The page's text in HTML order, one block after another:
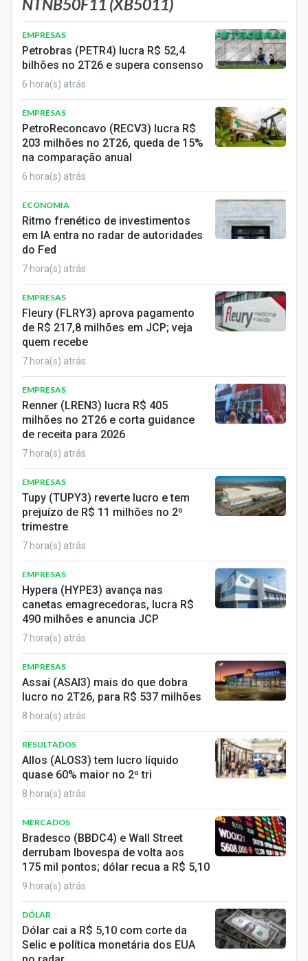
Mercados
Economia
Empresas
Brasil
Política
Colunas
Especiais
Internacional
Marketing
Tecnologia
Conteúdo de Marca
Contato
NTNB50F11 (XB5011)
EMPRESAS
Petrobras (PETR4) lucra R$ 52,4
bilhões no 2T26 e supera consenso
6 hora(s) atrás
EMPRESAS
PetroReconcavo (RECV3) lucra R$
203 milhões no 2T26, queda de 15%
na comparação anual
6 hora(s) atrás
ECONOMIA
Ritmo frenético de investimentos
em IA entra no radar de autoridades
do Fed
7 hora(s) atrás
EMPRESAS
Fleury (FLRY3) aprova pagamento
de R$ 217,8 milhões em JCP; veja
quem recebe
7 hora(s) atrás
EMPRESAS
Renner (LREN3) lucra R$ 405
milhões no 2T26 e corta guidance
de receita para 2026
7 hora(s) atrás
EMPRESAS
Tupy (TUPY3) reverte lucro e tem
prejuízo de R$ 11 milhões no 2º
trimestre
7 hora(s) atrás
EMPRESAS
Hypera (HYPE3) avança nas
canetas emagrecedoras, lucra R$
490 milhões e anuncia JCP
7 hora(s) atrás
EMPRESAS
Assaí (ASAI3) mais do que dobra
lucro no 2T26, para R$ 537 milhões
8 hora(s) atrás
RESULTADOS
Allos (ALOS3) tem lucro líquido
quase 60% maior no 2º tri
8 hora(s) atrás
MERCADOS
Bradesco (BBDC4) e Wall Street
derrubam Ibovespa de volta aos
175 mil pontos; dólar recua a R$ 5,10
9 hora(s) atrás
DÓLAR
Dólar cai a R$ 5,10 com corte da
Selic e política monetária dos EUA